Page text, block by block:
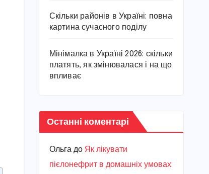
Скільки районів в Україні: повна
картина сучасного поділу
Мінімалка в Україні 2026: скільки
платять, як змінювалася і на що
впливає
Останні коментарі
Ольгадо Як лікувати
пієлонефрит в домашніх умовах: